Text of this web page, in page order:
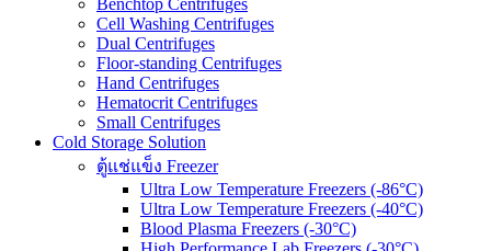
Benchtop Centrifuges
Cell Washing Centrifuges
Dual Centrifuges
Floor-standing Centrifuges
Hand Centrifuges
Hematocrit Centrifuges
Small Centrifuges
Cold Storage Solution
ตู้แช่แข็ง Freezer
Ultra Low Temperature Freezers (-86°C)
Ultra Low Temperature Freezers (-40°C)
Blood Plasma Freezers (-30°C)